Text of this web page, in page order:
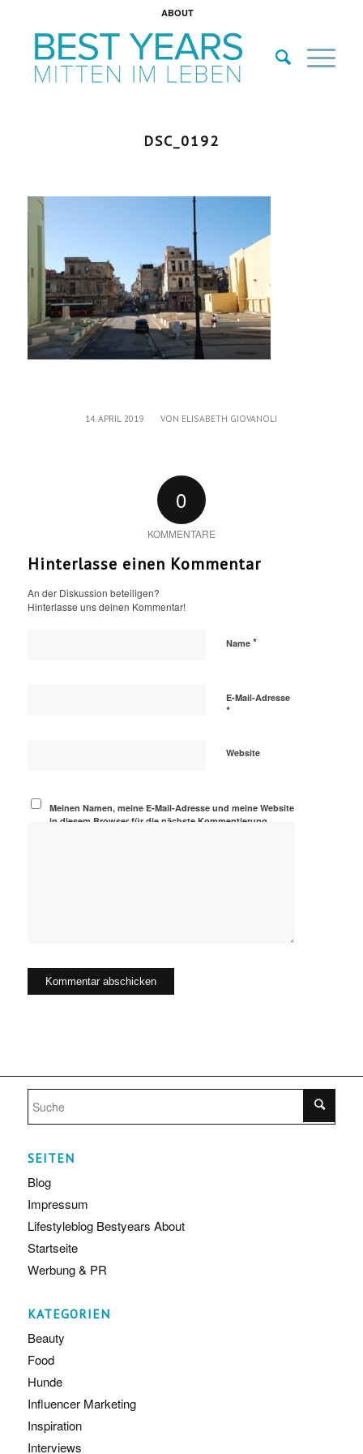
ABOUT
DSC_0192
14. APRIL 2019
/ VON ELISABETH GIOVANOLI
0
KOMMENTARE
Hinterlasse einen Kommentar
An der Diskussion beteiligen?
Hinterlasse uns deinen Kommentar!
Name *
E-Mail-Adresse
*
Website
Meinen Namen, meine E-Mail-Adresse und meine Website
in diesem Browser für die nächste Kommentierung
SEITEN
Blog
Impressum
Lifestyleblog Bestyears About
Startseite
Werbung & PR
KATEGORIEN
Beauty
Food
Hunde
Influencer Marketing
Inspiration
Interviews